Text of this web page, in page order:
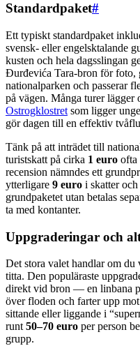
Standardpaket#
Ett typiskt standardpaket
svensk- eller engelsktalande
kusten och hela dagsslingan
Đurđevića Tara-bron för foto,
nationalparken och passerar
på vägen. Många turer lägger
Ostrogklostret som ligger
gör dagen till en effektiv
Tänk på att inträdet till
turistskatt på cirka 1 euro ofta
recension nämndes ett
ytterligare 9 euro i skatter
grundpaketet utan betalas
ta med kontanter.
Uppgraderingar och
Det stora valet handlar om
titta. Den populäraste
direkt vid bron — en linbana
över floden och farter upp
sittande eller liggande i
runt 50–70 euro per person
grupp.